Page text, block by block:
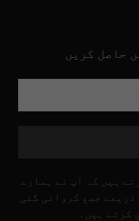
حاصل کریں
ہیں کہ آپ نے ہمارے
جمع کروائی گئی
ہیں۔